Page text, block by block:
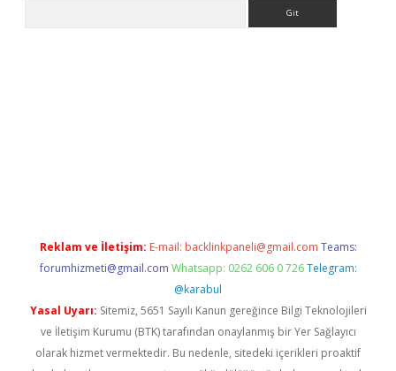
Reklam ve İletişim: E-mail: backlinkpaneli@gmail.com Teams:
forumhizmeti@gmail.com Whatsapp: 0262 606 0 726 Telegram:
@karabul
Yasal Uyarı: Sitemiz, 5651 Sayılı Kanun gereğince Bilgi Teknolojileri
ve İletişim Kurumu (BTK) tarafından onaylanmış bir Yer Sağlayıcı
olarak hizmet vermektedir. Bu nedenle, sitedeki içerikleri proaktif